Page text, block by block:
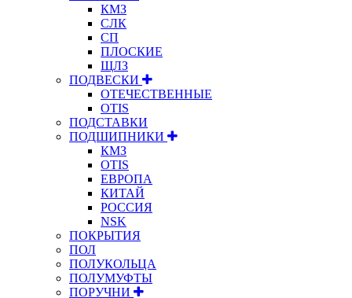
КМЗ
СЛК
СП
ПЛОСКИЕ
ЩЛЗ
ПОДВЕСКИ
ОТЕЧЕСТВЕННЫЕ
OTIS
ПОДСТАВКИ
ПОДШИПНИКИ
КМЗ
OTIS
ЕВРОПА
КИТАЙ
РОССИЯ
NSK
ПОКРЫТИЯ
ПОЛ
ПОЛУКОЛЬЦА
ПОЛУМУФТЫ
ПОРУЧНИ